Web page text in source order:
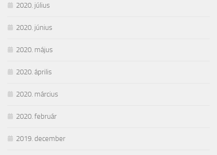
2020. július
2020. június
2020. május
2020. április
2020. március
2020. február
2019. december